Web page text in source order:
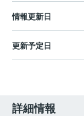
情報更新日
更新予定日
詳細情報